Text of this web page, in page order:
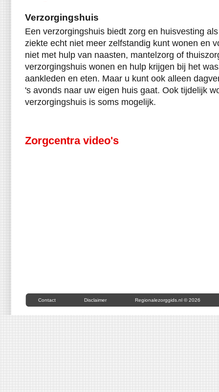
Verzorgingshuis
Een verzorgingshuis biedt zorg en huisvesting
ziekte echt niet meer zelfstandig kunt wonen en
niet met hulp van naasten, mantelzorg of
verzorgingshuis wonen en hulp krijgen bij het
aankleden en eten. Maar u kunt ook alleen
's avonds naar uw eigen huis gaat. Ook tijdelijk
verzorgingshuis is soms mogelijk.
Zorgcentra video's
Contact Disclaimer Regionalezorggids.nl © 2026